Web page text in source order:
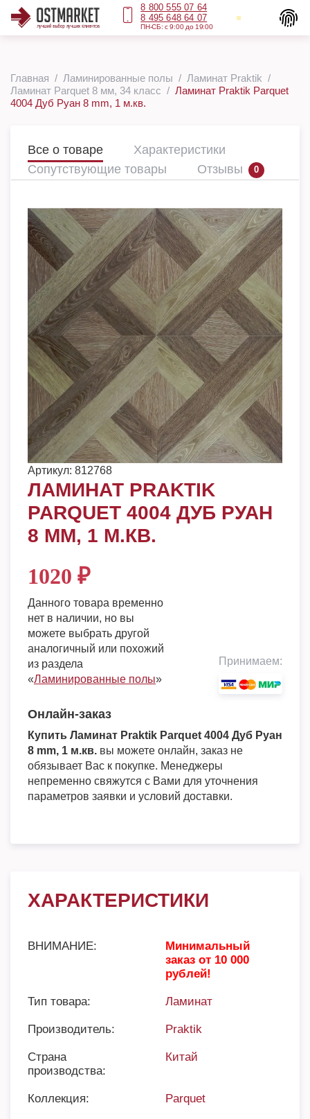
8 800 555 07 64
8 495 648 64 07
ПН-СБ: с 9:00 до 19:00
Главная Ламинированные полы
Ламинат Praktik
Ламинат Parquet 8 мм, 34 класс
Ламинат Praktik Parquet
4004 Дуб Руан 8 mm, 1 м.кв.
Все о товаре
Характеристики
Сопутствующие товары
Отзывы 0
Артикул: 812768
ЛАМИНАТ PRAKTIK
PARQUET 4004 ДУБ РУАН
8 MM, 1 М.КВ.
1020 ₽
Данного товара временно
нет в наличии, но вы
можете выбрать другой
аналогичный или похожий
из раздела
«Ламинированные полы»
Принимаем:
Онлайн-заказ
Купить Ламинат Praktik Parquet 4004 Дуб Руан
8 mm, 1 м.кв. вы можете онлайн, заказ не
обязывает Вас к покупке. Менеджеры
непременно свяжутся с Вами для уточнения
параметров заявки и условий доставки.
ХАРАКТЕРИСТИКИ
ВНИМАНИЕ:
Минимальный
заказ от 10 000
рублей!
Тип товара: Ламинат
Производитель: Praktik
Страна
производства:
Китай
Коллекция: Parquet